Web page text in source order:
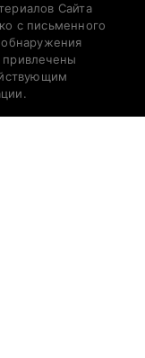
Сайта
с письменного